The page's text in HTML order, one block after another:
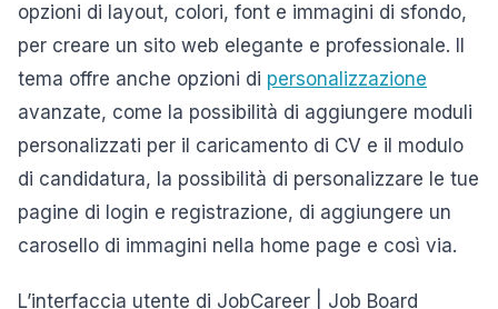
opzioni di layout, colori, font e immagini di sfondo,
per creare un sito web elegante e professionale. Il
tema offre anche opzioni di personalizzazione
avanzate, come la possibilità di aggiungere moduli
personalizzati per il caricamento di CV e il modulo
di candidatura, la possibilità di personalizzare le tue
pagine di login e registrazione, di aggiungere un
carosello di immagini nella home page e così via.
L’interfaccia utente di JobCareer | Job Board